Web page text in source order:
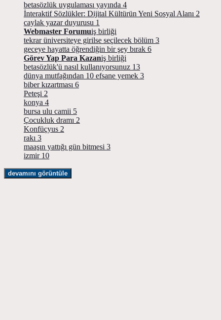
betasözlük uygulaması yayında 4
İnteraktif Sözlükler: Dijital Kültürün Yeni Sosyal Alanı 2
caylak yazar duyurusu 1
Webmaster Forumuiş birliği
tekrar üniversiteye girilse seçilecek bölüm 3
geceye hayatta öğrendiğin bir şey bırak 6
Görev Yap Para Kazaniş birliği
betasözlük'ü nasıl kullanıyorsunuz 13
dünya mutfağından 10 efsane yemek 3
biber kızartması 6
Peteşi 2
konya 4
bursa ulu camii 5
Çocukluk dramı 2
Konfüçyus 2
rakı 3
maaşın yattığı gün bitmesi 3
izmir 10
devamını görüntüle